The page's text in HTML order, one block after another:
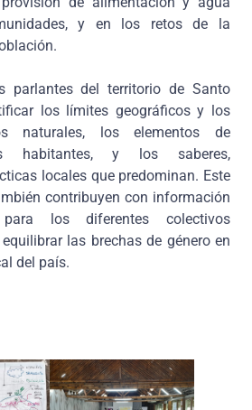
y en los retos de la
parlantes del territorio de Santo
los límites geográficos y los
naturales, los elementos de
habitantes, y los saberes,
locales que predominan. Este
contribuyen con información
los diferentes colectivos
las brechas de género en
del país.